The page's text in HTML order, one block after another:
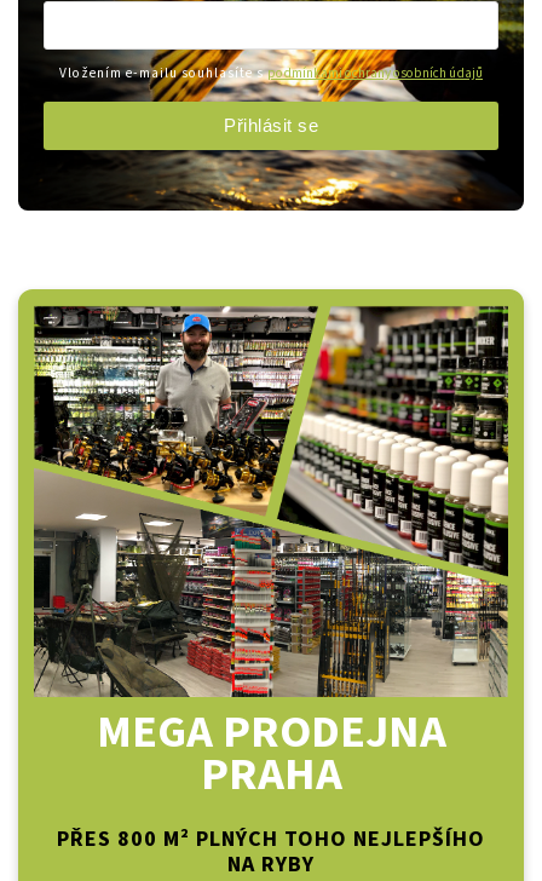
MEGA PRODEJNA
PRAHA
PŘES 800 M² PLNÝCH TOHO NEJLEPŠÍHO
NA RYBY
Vložením e-mailu souhlasíte spodmínkami ochrany osobních údajů
Přihlásit se